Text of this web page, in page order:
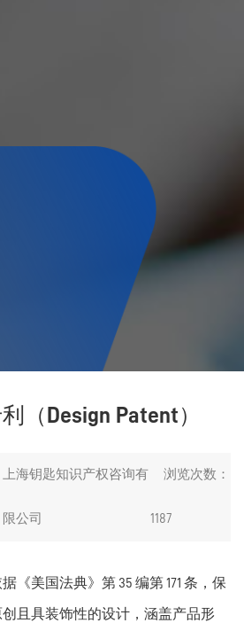
（Design Patent）
上海钥匙知识产权咨询有
限公司
浏览次数：
1187
《美国法典》第 35 编第 171 条，保
且具装饰性的设计，涵盖产品形